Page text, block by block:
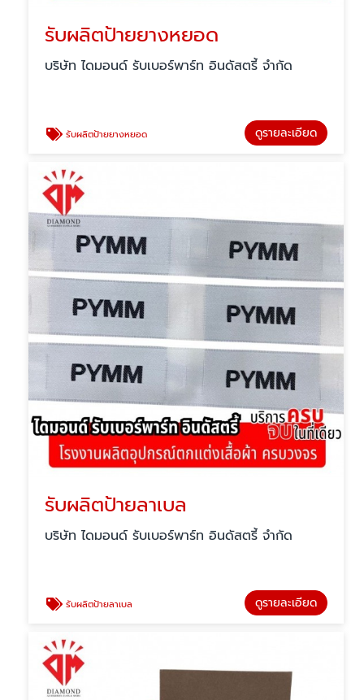
รับผลิตป้ายยางหยอด
บริษัท ไดมอนด์ รับเบอร์พาร์ท อินดัสตรี้ จำกัด
รับผลิตป้ายยางหยอด ดูรายละเอียด
รับผลิตป้ายลาเบล
บริษัท ไดมอนด์ รับเบอร์พาร์ท อินดัสตรี้ จำกัด
รับผลิตป้ายลาเบล ดูรายละเอียด